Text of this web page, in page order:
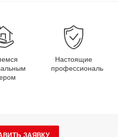
Настоящие
профессионалы
ЗАЯВКУ